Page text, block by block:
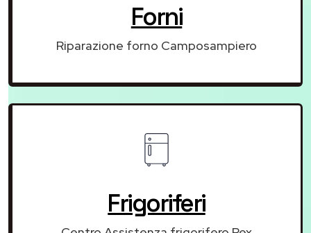
Forni
Riparazione forno Camposampiero
Frigoriferi